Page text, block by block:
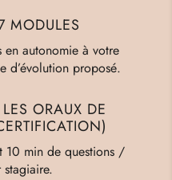
MODULES
en autonomie à votre
d’évolution proposé.
ORAUX DE
10 min de questions /
stagiaire.